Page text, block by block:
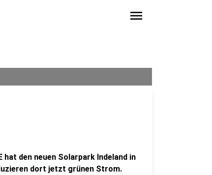
menu
den neuen Solarpark Indeland in
dort jetzt grünen Strom.